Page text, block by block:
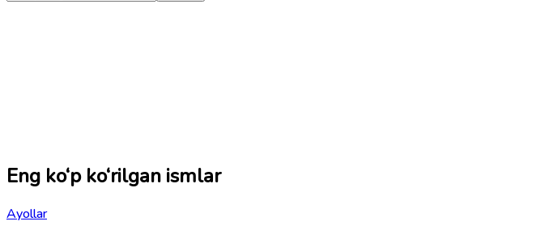
Eng ko‘p ko‘rilgan ismlar
Ayollar